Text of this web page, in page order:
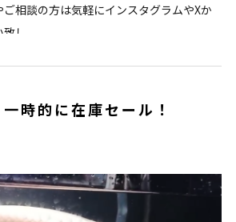
相談の方は気軽にインスタグラムやXか
し...
時的に在庫セール！